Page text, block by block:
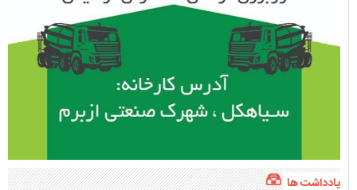
یادداشت ها